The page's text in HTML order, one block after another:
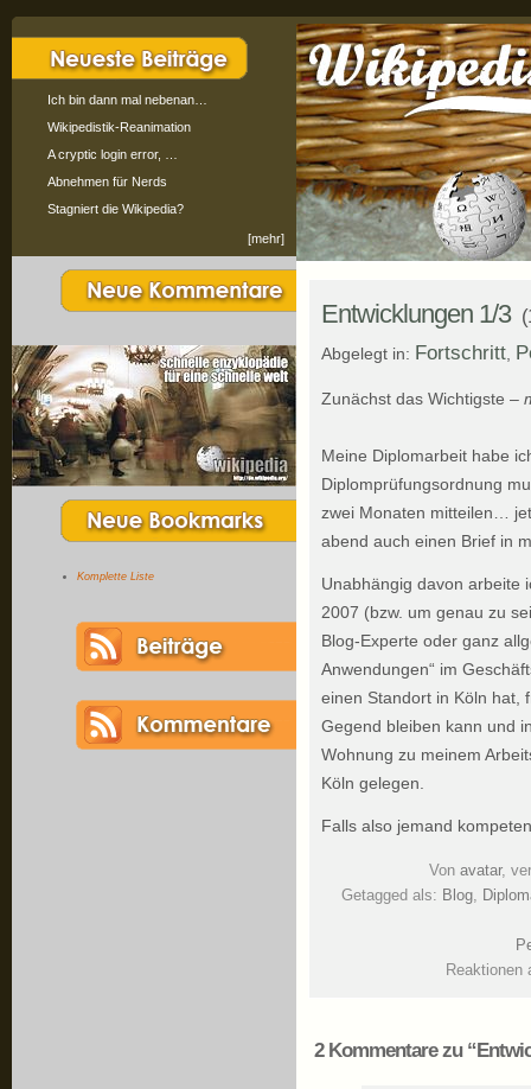
Ich bin dann mal nebenan…
Wikipedistik-Reanimation
A cryptic login error, …
Abnehmen für Nerds
Stagniert die Wikipedia?
[mehr]
Komplette Liste
Entwicklungen 1/3
Abgelegt in: Fortschritt
Zunächst das Wichtigste –
Meine Diplomarbeit habe
Diplomprüfungsordnung
zwei Monaten mitteilen…
abend auch einen Brief in
Unabhängig davon arbeite
2007 (bzw. um genau zu
Blog-Experte oder ganz
Anwendungen“ im
einen Standort in Köln hat,
Gegend bleiben kann und
Wohnung zu meinem
Köln gelegen.
Falls also jemand
Von avatar,
Getagged als: Blog,
2 Kommentare zu